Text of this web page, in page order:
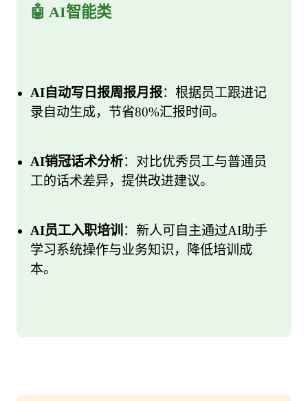
🤖 AI智能类
AI自动写日报周报月报：根据员工跟进记
录自动生成，节省80%汇报时间。
AI销冠话术分析：对比优秀员工与普通员
工的话术差异，提供改进建议。
AI员工入职培训 ：新人可自主通过AI助手
学习系统操作与业务知识，降低培训成
本。